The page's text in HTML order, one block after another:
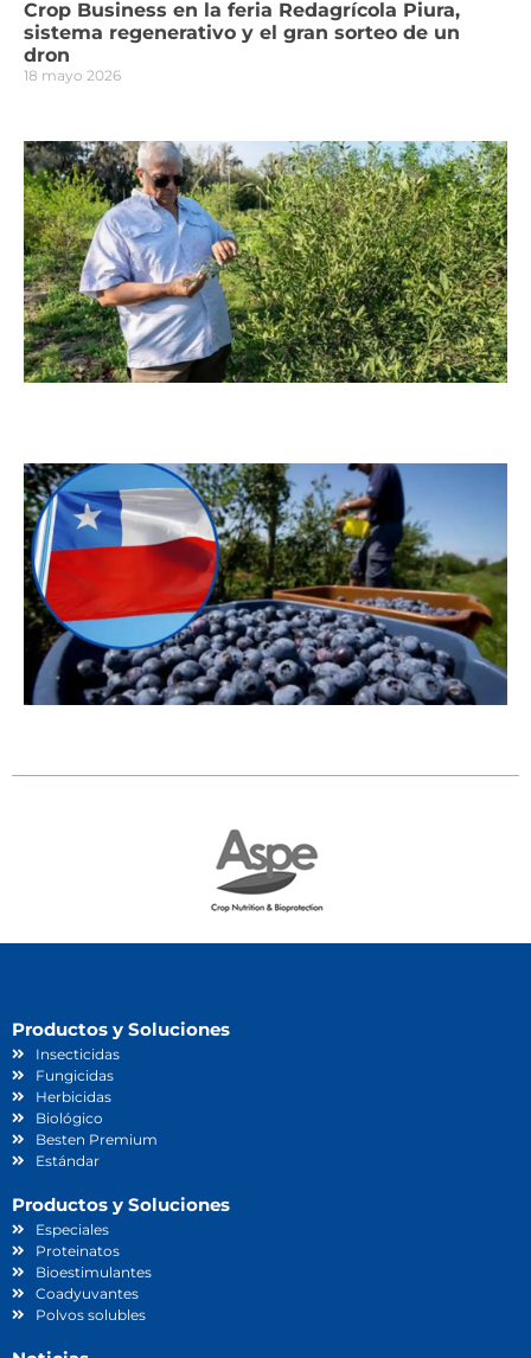
Crop Business en la feria Redagrícola Piura,
sistema regenerativo y el gran sorteo de un
dron
18 mayo 2026
Productos y Soluciones
Insecticidas
Fungicidas
Herbicidas
Biológico
Besten Premium
Estándar
Productos y Soluciones
Especiales
Proteinatos
Bioestimulantes
Coadyuvantes
Polvos solubles